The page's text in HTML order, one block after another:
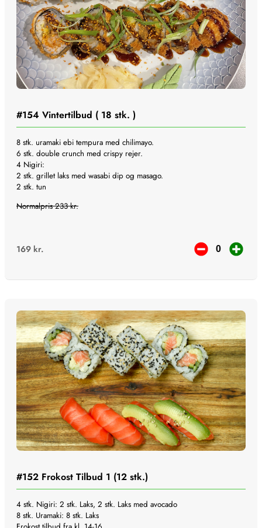
#154 Vintertilbud ( 18 stk. )
8 stk. uramaki ebi tempura med chilimayo.
6 stk. double crunch med crispy rejer.
4 Nigiri:
2 stk. grillet laks med wasabi dip og masago.
2 stk. tun
Normalpris 233 kr.
169 kr.
#152 Frokost Tilbud 1 (12 stk.)
4 stk. Nigiri: 2 stk. Laks, 2 stk. Laks med avocado
8 stk. Uramaki: 8 stk. Laks